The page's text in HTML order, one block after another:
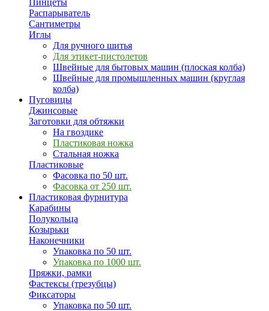
Пинцеты
Распарыватель
Сантиметры
Иглы
Для ручного шитья
Для этикет-пистолетов
Швейные для бытовых машин (плоская колба)
Швейные для промышленных машин (круглая
колба)
Пуговицы
Джинсовые
Заготовки для обтяжки
На гвоздике
Пластиковая ножка
Стальная ножка
Пластиковые
Фасовка по 50 шт.
Фасовка от 250 шт.
Пластиковая фурнитура
Карабины
Полукольца
Козырьки
Наконечники
Упаковка по 50 шт.
Упаковка по 1000 шт.
Пряжки, рамки
Фастексы (трезубцы)
Фиксаторы
Упаковка по 50 шт.